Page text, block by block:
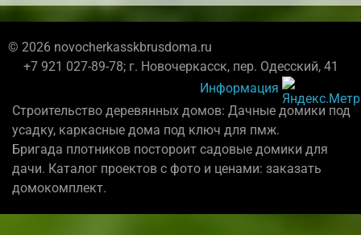
© 2026 novocherkasskbrusdoma.ru
+7 921 027-89-78; г. Новочеркасск, пер. Одесский, 41
Информация
Строительство деревянных домов: Дачные домики под
усадку, каркасные дома под ключ для пмж.
Бригада плотников постороит садовые домики для
дачи. Каталог проектов с фото и ценами: заказать
домокомплект.